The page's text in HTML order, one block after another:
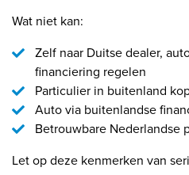
Wat niet kan:
Zelf naar Duitse dealer,
financiering regelen
Particulier in buitenland
Auto via buitenlandse
Betrouwbare Nederlandse
Let op deze kenmerken van